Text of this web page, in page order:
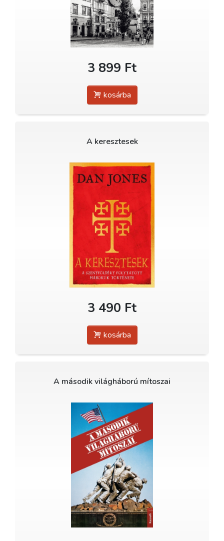
3 899 Ft
kosárba
A keresztesek
3 490 Ft
kosárba
A második világháború mítoszai